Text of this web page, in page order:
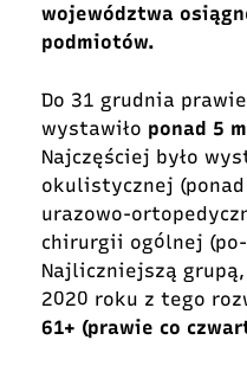
województwa
podmiotów.
Do 31 grudnia
wystawiło ponad 5
Najczęściej było
okulistycznej
urazowo-
chirurgii ogólnej
Najliczniejszą
2020 roku z tego
61+ (prawie co